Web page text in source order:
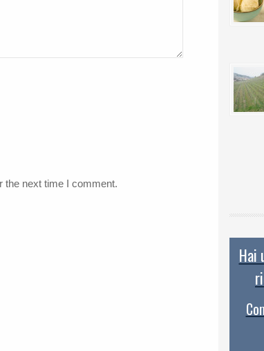
the next time I comment.
Hai